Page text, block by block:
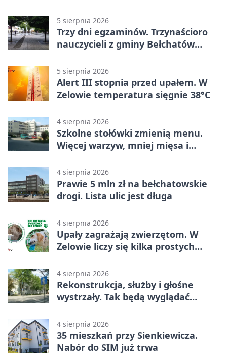
5 sierpnia 2026
Trzy dni egzaminów. Trzynaścioro
nauczycieli z gminy Bełchatów
5 sierpnia 2026
Alert III stopnia przed upałem. W
Zelowie temperatura sięgnie 38°C
4 sierpnia 2026
Szkolne stołówki zmienią menu.
Więcej warzyw, mniej mięsa i
4 sierpnia 2026
Prawie 5 mln zł na bełchatowskie
drogi. Lista ulic jest długa
4 sierpnia 2026
Upały zagrażają zwierzętom. W
Zelowie liczy się kilka prostych
4 sierpnia 2026
Rekonstrukcja, służby i głośne
wystrzały. Tak będą wyglądać
4 sierpnia 2026
35 mieszkań przy Sienkiewicza.
Nabór do SIM już trwa